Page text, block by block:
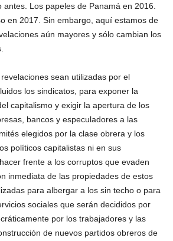
Los papeles de Panamá en 2016.
en 2017. Sin embargo, aquí estamos de
aún mayores y sólo cambian los
sean utilizadas por el
los sindicatos, para exponer la
capitalismo y exigir la apertura de los
bancos y especuladores a las
elegidos por la clase obrera y los
políticos capitalistas ni en sus
frente a los corruptos que evaden
inmediata de las propiedades de estos
para albergar a los sin techo o para
sociales que serán decididos por
por los trabajadores y las
de nuevos partidos obreros de